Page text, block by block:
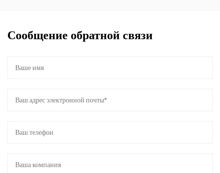
Сообщение обратной связи